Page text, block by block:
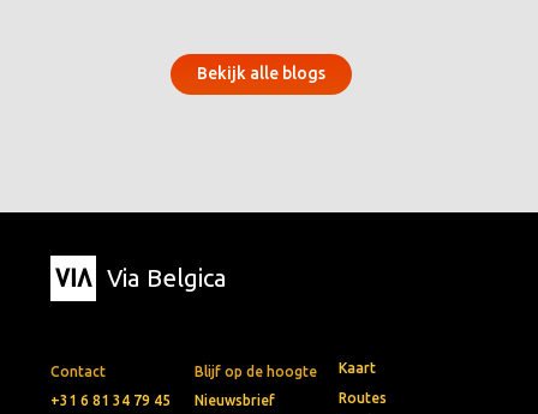
Bekijk alle blogs
Via Belgica
Contact
+31 6 81 34 79 45
Blijf op de hoogte
Nieuwsbrief
Kaart
Routes